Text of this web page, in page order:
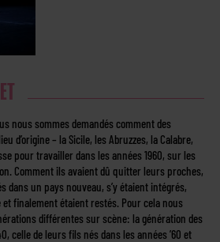
nous sommes demandés comment des
d’origine – la Sicile, les Abruzzes, la Calabre,
pour travailler dans les années 1960, sur les
Comment ils avaient dû quitter leurs proches,
dans un pays nouveau, s’y étaient intégrés,
finalement étaient restés. Pour cela nous
différentes sur scène: la génération des
celle de leurs fils nés dans les années ’60 et